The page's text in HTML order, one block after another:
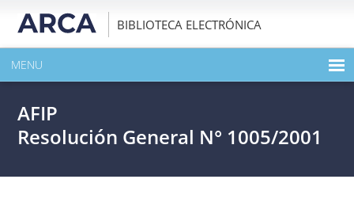
BIBLIOTECA ELECTRÓNICA
MENU
EXPANDIR TODO EL CONTENIDO DE LA PUBLICACIÓN
AFIP
Resolución General N° 1005/2001